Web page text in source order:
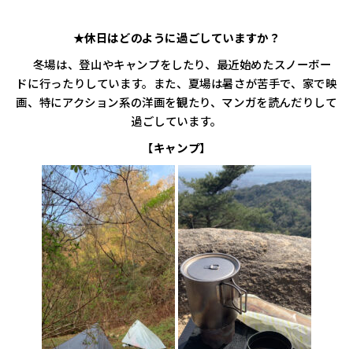
★休日はどのように過ごしていますか？
冬場は、登山やキャンプをしたり、最近始めたスノーボー
ドに行ったりしています。また、夏場は暑さが苦手で、家で映
画、特にアクション系の洋画を観たり、マンガを読んだりして
過ごしています。
【キャンプ】